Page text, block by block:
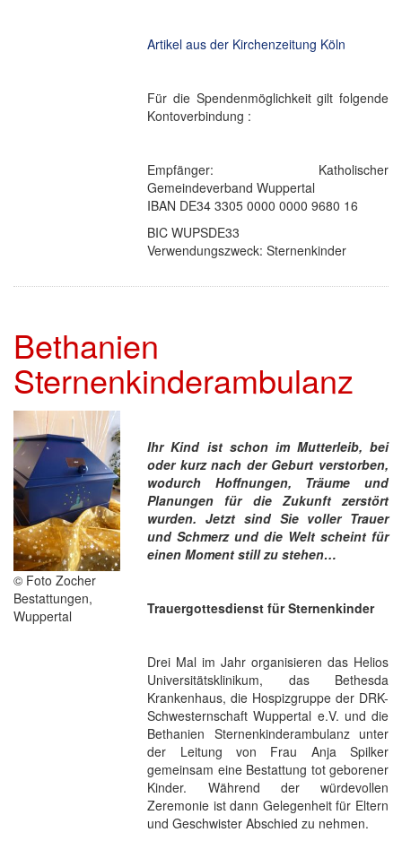
Artikel aus der Kirchenzeitung Köln
Für die Spendenmöglichkeit gilt folgende
Kontoverbindung :
Empfänger: Katholischer
Gemeindeverband Wuppertal
IBAN DE34 3305 0000 0000 9680 16
BIC WUPSDE33
Verwendungszweck: Sternenkinder
Bethanien
Sternenkinderambulanz
© Foto Zocher
Bestattungen,
Wuppertal
Ihr Kind ist schon im Mutterleib, bei
oder kurz nach der Geburt verstorben,
wodurch Hoffnungen, Träume und
Planungen für die Zukunft zerstört
wurden. Jetzt sind Sie voller Trauer
und Schmerz und die Welt scheint für
einen Moment still zu stehen…
Trauergottesdienst für Sternenkinder
Drei Mal im Jahr organisieren das Helios
Universitätsklinikum, das Bethesda
Krankenhaus, die Hospizgruppe der DRK-
Schwesternschaft Wuppertal e.V. und die
Bethanien Sternenkinderambulanz unter
der Leitung von Frau Anja Spilker
gemeinsam eine Bestattung tot geborener
Kinder. Während der würdevollen
Zeremonie ist dann Gelegenheit für Eltern
und Geschwister Abschied zu nehmen.